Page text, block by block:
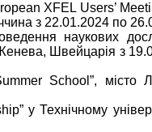
XFEL Users’
з 22.01.2024 по
наукових
Швейцарія з
School”, місто
у Технічному